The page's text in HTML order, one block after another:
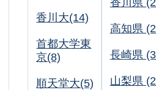
香川大(14)
首都大学東
京(8)
順天堂大(5)
香川県
高知県
長崎県
山梨県